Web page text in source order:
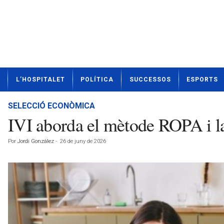
t
L’HOSPITALET POLÍTICA SUCCESSOS ESPORTS
SELECCIÓ ECONÒMICA
IVI aborda el mètode ROPA i
Por Jordi González - 26 de juny de 2026